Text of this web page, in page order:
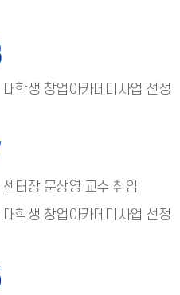
대학생 창업아카데미사업 선정
센터장 문상영 교수 취임
대학생 창업아카데미사업 선정